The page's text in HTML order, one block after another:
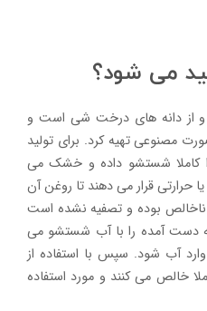
می شود؟
و از دانه های درخت شی است و
مصنوعی تهیه کرد. برای تولید
کاملا شستشو داده و خشک می
قرار می دهند تا روغن آن
بوده و تصفیه نشده است
دست آمده را با آب شستشو می
آب شود. سپس با استفاده از
خالص می کنند و مورد استفاده